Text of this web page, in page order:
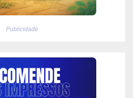
Publicidade